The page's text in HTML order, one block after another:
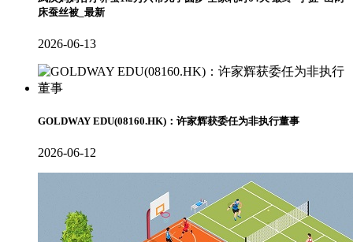
床蚕丝被_最新
2026-06-13
GOLDWAY EDU(08160.HK)：许家辉获委任为非执行董事
2026-06-12